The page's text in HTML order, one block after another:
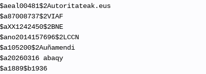
$aeal00481$2Autoritateak.eus
$a87008737$2VIAF
$aXX1242450$2BNE
$ano2014157696$2LCCN
$a105200$2Auñamendi
$a20260316 abaqy
$a1889$b1936